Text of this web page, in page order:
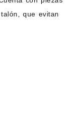
que evitan